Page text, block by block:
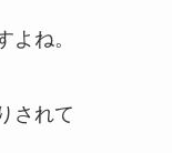
よね。
されて